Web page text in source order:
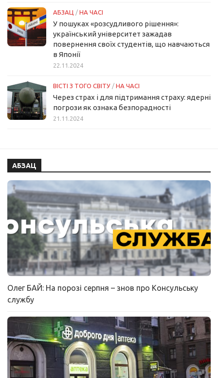
АБЗАЦ / НА ЧАСІ
У пошуках «розсудливого рішення»:
український університет зажадав
повернення своїх студентів, що навчаються
в Японії
22.11.2024
ВІСТІ З ТОГО СВІТУ / НА ЧАСІ
Через страх і для підтримання страху: ядерні
погрози як ознака безпорадності
21.11.2024
АБЗАЦ
Олег БАЙ: На порозі серпня – знов про Консульську
службу